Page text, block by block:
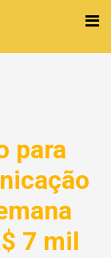
para
7 mil